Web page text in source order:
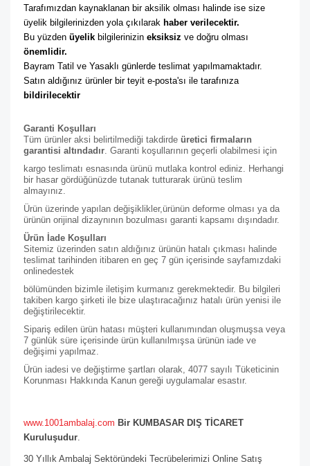
Tarafımızdan kaynaklanan bir aksilik olması halinde ise size
üyelik bilgilerinizden yola çıkılarak haber verilecektir.
Bu yüzden üyelik bilgilerinizin eksiksiz
önemlidir.
Bayram Tatil ve Yasaklı günlerde teslimat yapılmamaktadır.
Satın aldığınız ürünler bir teyit e-posta'sı ile tarafınıza
bildirilecektir
Garanti Koşulları
Tüm ürünler aksi belirtilmediği takdirde üretici firmaların
garantisi altındadır. Garanti koşullarının geçerli olabilmesi için
kargo teslimatı esnasında ürünü mutlaka kontrol ediniz. Herhangi
bir hasar gördüğünüzde tutanak tutturarak ürünü teslim
almayınız.
Ürün üzerinde yapılan değişiklikler,ürünün deforme olması ya da
ürünün orijinal dizaynının bozulması garanti kapsamı dışındadır.
Ürün İade Koşulları
Sitemiz üzerinden satın aldığınız ürünün hatalı çıkması halinde
teslimat tarihinden itibaren en geç 7 gün içerisinde sayfamızdaki
onlinedestek
bölümünden bizimle iletişim kurmanız gerekmektedir. Bu bilgileri
takiben kargo şirketi ile bize ulaştıracağınız hatalı ürün yenisi ile
değiştirilecektir.
Sipariş edilen ürün hatası müşteri kullanımından oluşmuşsa veya
7 günlük süre içerisinde ürün kullanılmışsa ürünün iade ve
değişimi yapılmaz.
Ürün iadesi ve değiştirme şartları olarak, 4077 sayılı Tüketicinin
Korunması Hakkında Kanun gereği uygulamalar esastır.
www.1001ambalaj.com Bir KUMBASAR DIŞ TİCARET
Kuruluşudur.
30 Yıllık Ambalaj Sektöründeki Tecrübelerimizi Online Satış